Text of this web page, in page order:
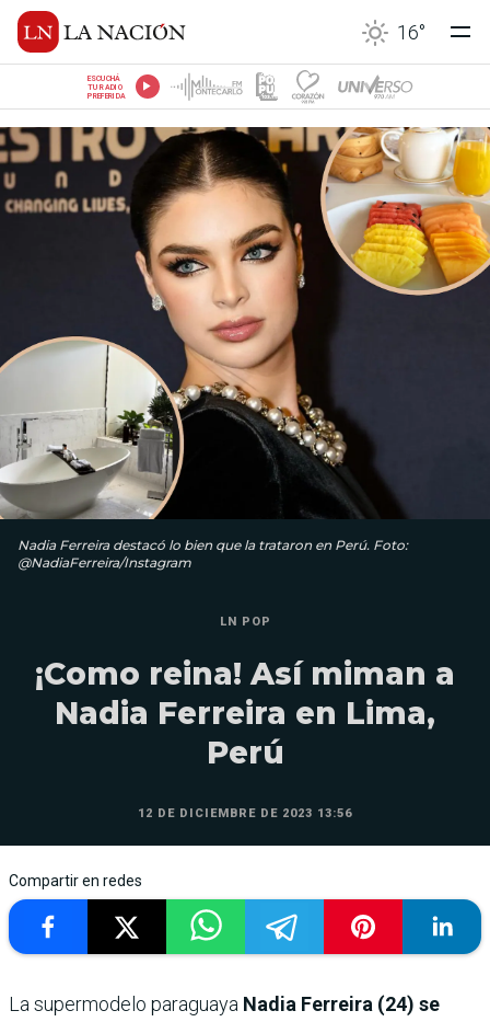
16°
ESCUCHÁ
TU RADIO
PREFERIDA
Nadia Ferreira destacó lo bien que la trataron en Perú. Foto:
@NadiaFerreira/Instagram
LN POP
¡Como reina! Así miman a
Nadia Ferreira en Lima,
Perú
12 DE DICIEMBRE DE 2023 13:56
Compartir en redes
La supermodelo paraguaya Nadia Ferreira (24) se